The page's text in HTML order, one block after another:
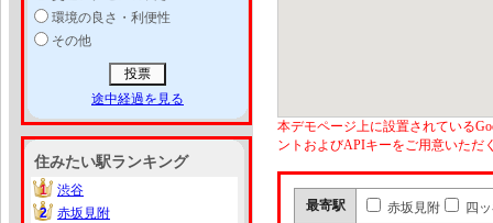
環境の良さ・利便性
その他
途中経過を見る
住みたい駅ランキング
1
1
渋谷
2
2
赤坂見附
本デモページ上に設置されている
ントおよびAPIキーをご用意いただ
最寄駅 赤坂見附 四